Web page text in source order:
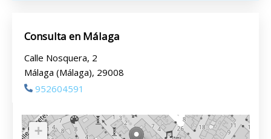
Consulta en Málaga
Calle Nosquera, 2
Málaga (Málaga), 29008
952604591
+